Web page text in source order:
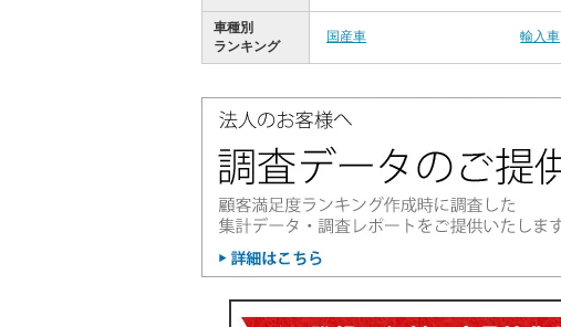
車種別
ランキング
国産車 輸入車